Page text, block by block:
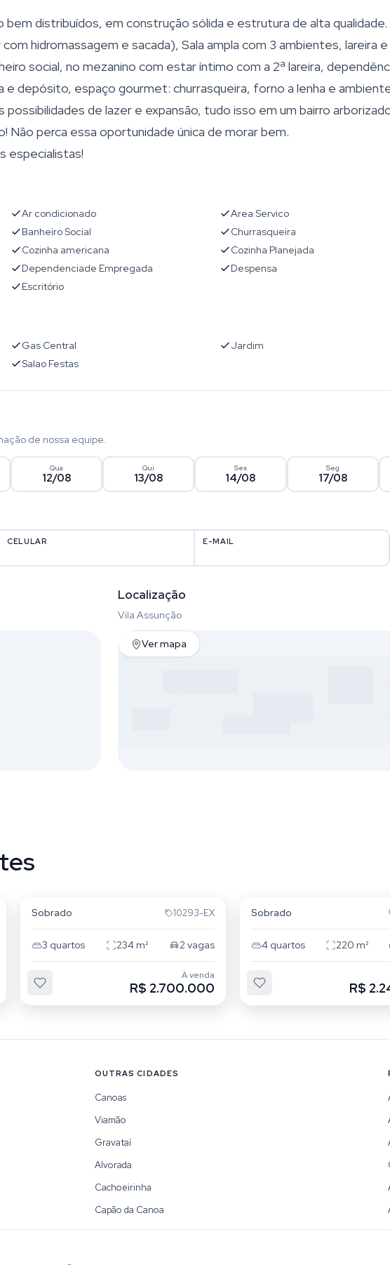
bem distribuídos, em construção sólida e estrutura de alta
hidromassagem e sacada), Sala ampla com 3 ambientes, lareira e
social, no mezanino com estar íntimo com a 2ª lareira,
e depósito, espaço gourmet: churrasqueira, forno a lenha e
de lazer e expansão, tudo isso em um bairro
Não perca essa oportunidade única de morar bem.
especialistas!
Ar condicionado
Area Servico
Banheiro Social
Churrasqueira
Cozinha americana
Cozinha Planejada
Dependenciade Empregada
Despensa
Escritório
Gas Central
Jardim
Salao Festas
de nossa equipe.
Qua
12/08
Qui
13/08
Sex
14/08
Seg
17/08
CELULAR E-MAIL
Localização
Vila Assunção
Ver mapa
Sobrado 10293-EX
3 quartos 234 m² 2vagas
À venda
R$ 2.700.000
Sobrado
4 quartos 220 m²
R$
OUTRAS CIDADES
Canoas
Viamão
Gravataí
Alvorada
Cachoeirinha
Capão da Canoa